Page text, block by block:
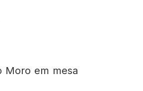
Moro em mesa